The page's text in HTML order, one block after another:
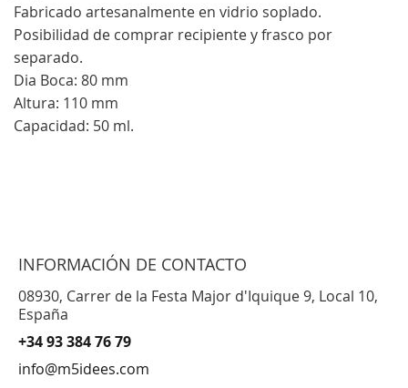
Fabricado artesanalmente en vidrio soplado.
Posibilidad de comprar recipiente y frasco por
separado.
Dia Boca: 80 mm
Altura: 110 mm
Capacidad: 50 ml.
INFORMACIÓN DE CONTACTO
08930, Carrer de la Festa Major d'Iquique 9, Local 10,
España
+34 93 384 76 79
info@m5idees.com